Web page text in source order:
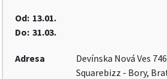
Od: 13.01.
Do: 31.03.
Adresa
Devínska Nová Ves
Squarebizz - Bory,